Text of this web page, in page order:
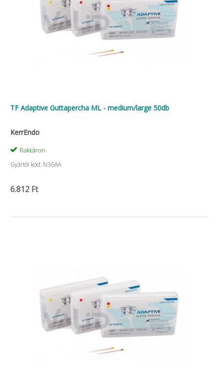
TF Adaptive Guttapercha ML - medium/large 50db
KerrEndo
Raktáron
Gyártói kód: N36AA
6.812 Ft